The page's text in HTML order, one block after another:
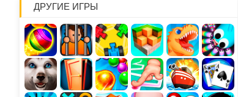
ДРУГИЕ ИГРЫ